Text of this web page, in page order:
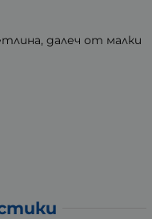
далеч от малки